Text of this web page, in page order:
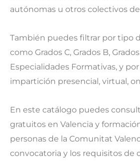
autónomas u otros colectivos
También puedes filtrar por tipo
como Grados C, Grados B,
Especialidades Formativas, y
impartición presencial, virtual,
En este catálogo puedes
gratuitos en Valencia y
personas de la Comunitat
convocatoria y los requisitos de